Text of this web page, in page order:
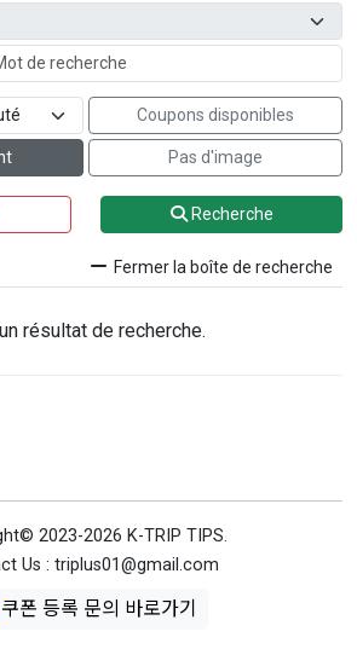
Coupons disponibles
Pas d'image
Recherche
Fermer la boîte de recherche
résultat de recherche.
2023-2026 K-TRIP TIPS.
Us : triplus01@gmail.com
쿠폰 등록 문의 바로가기